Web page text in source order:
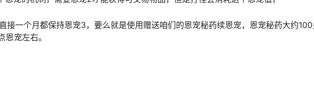
接一个月都保持恩宠3，要么就是使用赠送咱们的恩宠秘药续恩宠，恩宠秘药大约
宠左右。